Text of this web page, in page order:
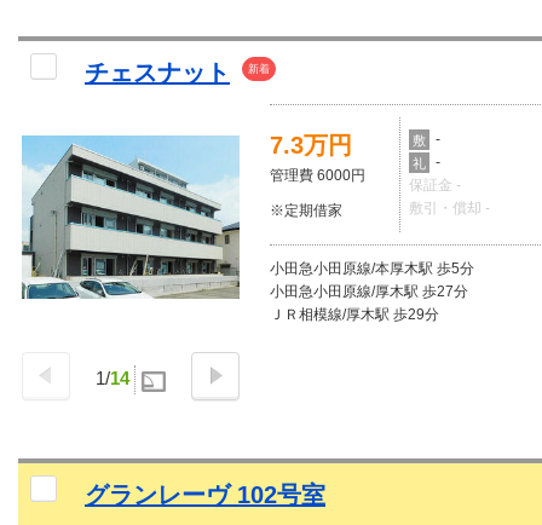
チェスナット 新着
1/14
7.3万円
管理費 6000円
※定期借家
敷 -
礼
-
保証金 -
敷引・償却 -
小田急小田原線/本厚木駅 歩5分
小田急小田原線/厚木駅 歩27分
ＪＲ相模線/厚木駅 歩29分
グランレーヴ 102号室